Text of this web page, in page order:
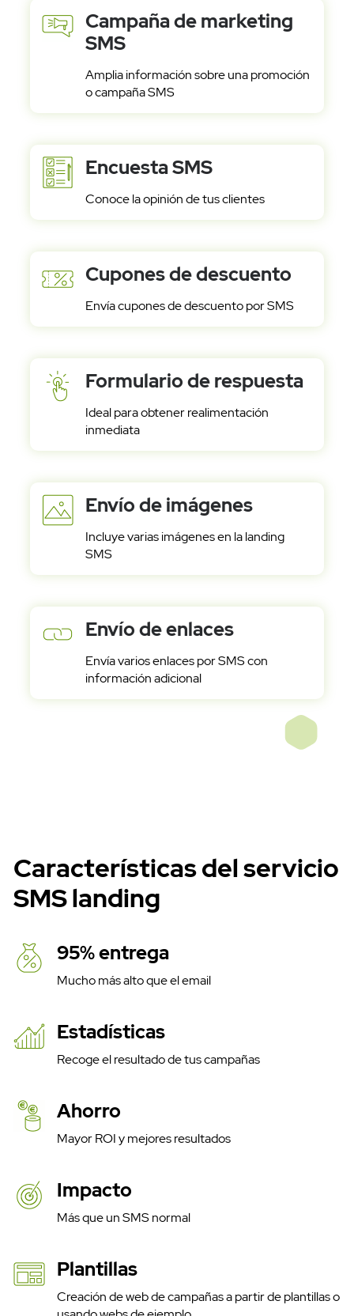
Campaña de marketing
SMS
Amplia información sobre una promoción
o campaña SMS
Encuesta SMS
Conoce la opinión de tus clientes
Cupones de descuento
Envía cupones de descuento por SMS
Formulario de respuesta
Ideal para obtener realimentación
inmediata
Envío de imágenes
Incluye varias imágenes en la landing
SMS
Envío de enlaces
Envía varios enlaces por SMS con
información adicional
Características del servicio
SMS landing
95% entrega
Mucho más alto que el email
Estadísticas
Recoge el resultado de tus campañas
Ahorro
Mayor ROI y mejores resultados
Impacto
Más que un SMS normal
Plantillas
Creación de web de campañas a partir de plantillas o